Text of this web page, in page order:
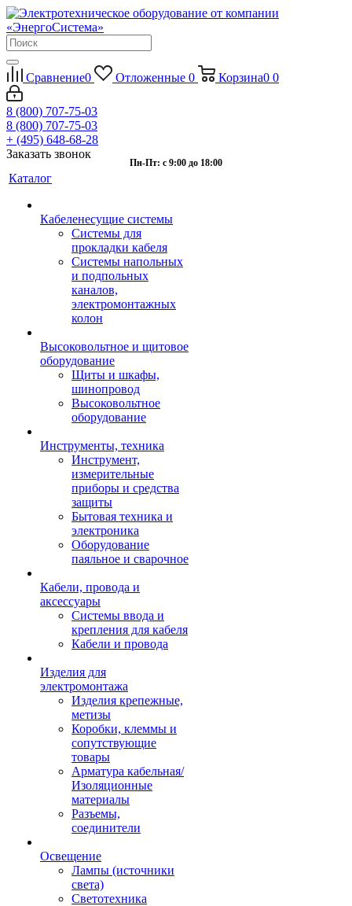
Сравнение0 Отложенные 0 Корзина0 0
8 (800) 707-75-03
8 (800) 707-75-03
+ (495) 648-68-28
Заказать звонок
Пн-Пт: с 9:00 до 18:00
Каталог
Кабеленесущие системы
Системы для
прокладки кабеля
Системы напольных
и подпольных
каналов,
электромонтажных
колон
Высоковольтное и щитовое
оборудование
Щиты и шкафы,
шинопровод
Высоковольтное
оборудование
Инструменты, техника
Инструмент,
измерительные
приборы и средства
защиты
Бытовая техника и
электроника
Оборудование
паяльное и сварочное
Кабели, провода и
аксессуары
Системы ввода и
крепления для кабеля
Кабели и провода
Изделия для
электромонтажа
Изделия крепежные,
метизы
Коробки, клеммы и
сопутствующие
товары
Арматура кабельная/
Изоляционные
материалы
Разъемы,
соединители
Освещение
Лампы (источники
света)
Светотехника